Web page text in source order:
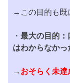
→この目的も既
・最大の目的
はわからなかっ
→ おそらく未達